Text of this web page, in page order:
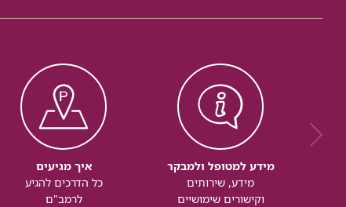
מידע למטופל ולמבקר
מידע, שירותים
וקישורים שימושיים
איך מגיעים
כל הדרכים להגיע
לרמב"ם